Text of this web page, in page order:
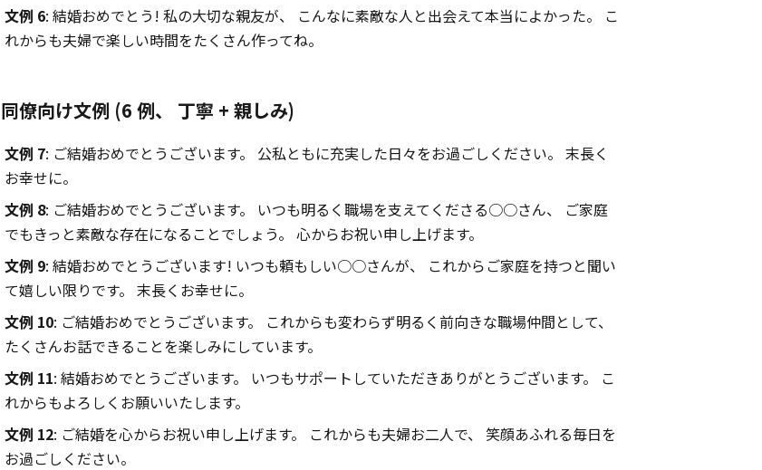
文例 6: 結婚おめでとう! 私の大切な親友が、 こんなに素敵な人と出会えて本当によかった。 こ
れからも夫婦で楽しい時間をたくさん作ってね。
同僚向け文例 (6 例、 丁寧 + 親しみ)
文例 7: ご結婚おめでとうございます。 公私ともに充実した日々をお過ごしください。 末長く
お幸せに。
文例 8: ご結婚おめでとうございます。 いつも明るく職場を支えてくださる○○さん、 ご家庭
でもきっと素敵な存在になることでしょう。 心からお祝い申し上げます。
文例 9: 結婚おめでとうございます! いつも頼もしい○○さんが、 これからご家庭を持つと聞い
て嬉しい限りです。 末長くお幸せに。
文例 10: ご結婚おめでとうございます。 これからも変わらず明るく前向きな職場仲間として、
たくさんお話できることを楽しみにしています。
文例 11: 結婚おめでとうございます。 いつもサポートしていただきありがとうございます。 こ
れからもよろしくお願いいたします。
文例 12: ご結婚を心からお祝い申し上げます。 これからも夫婦お二人で、 笑顔あふれる毎日を
お過ごしください。